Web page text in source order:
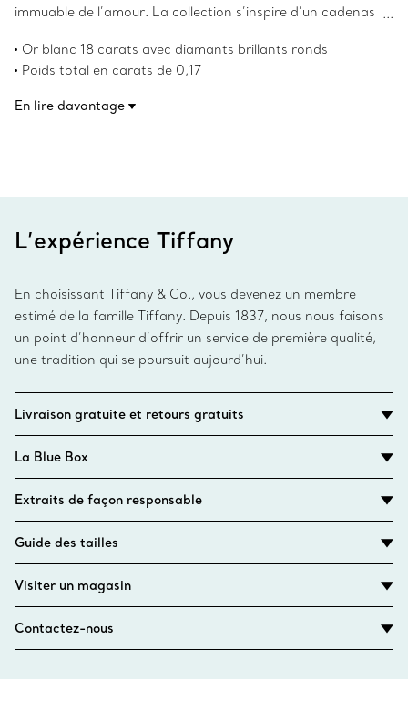
immuable de l’amour. La collection s’inspire d’un cadenas
universel de ce qui compte le plus, les créations de la
collection Lock incarnent le désir de protéger ce qui est
blanc 18 carats avec des diamants sertis à la main. Portez
Or blanc 18 carats avec diamants brillants ronds
Poids total en carats de 0,17
en conserver l’éclat
En lire davantage
L’expérience Tiffany
En choisissant Tiffany & Co., vous devenez un membre
estimé de la famille Tiffany. Depuis 1837, nous nous faisons
un point d’honneur d’offrir un service de première qualité,
une tradition qui se poursuit aujourd’hui.
Livraison gratuite et retours gratuits
La Blue Box
Extraits de façon responsable
Guide des tailles
Visiter un magasin
Contactez-nous